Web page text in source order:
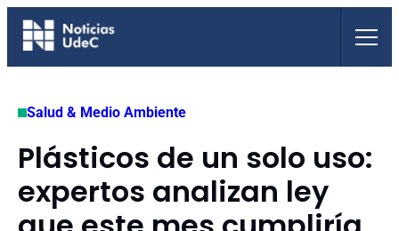
Saltar
Salud & Medio Ambiente
Plásticos de un solo uso:
expertos analizan ley